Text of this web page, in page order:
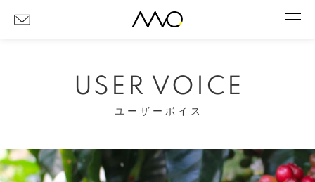
USER VOICE
ユーザーボイス